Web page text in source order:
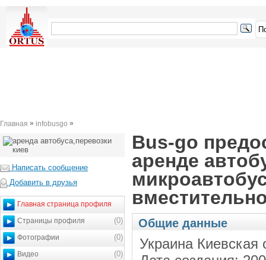
Главная » infobusgo »
Написать сообщение
Добавить в друзья
Главная страница профиля
(0)
Страницы профиля
(0)
Фотографии
(0)
Видео
Bus-go
аренде
Общие данные
Украина Киевская